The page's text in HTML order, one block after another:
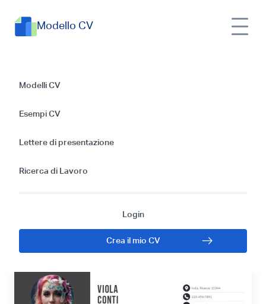
Modello CV
Modelli CV
Esempi CV
Lettere di presentazione
Ricerca di Lavoro
Login
Crea il mio CV
Guida alla creazione
di un modello di CV
efficace per un
Assistente
Certificato